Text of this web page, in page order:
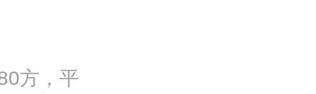
方，平